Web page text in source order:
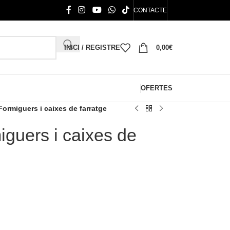
CONTACTE
INICI / REGISTRE 0,00€
OFERTES
i caixes de farratge
i caixes de